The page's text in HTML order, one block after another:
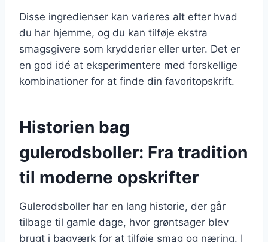
Disse ingredienser kan varieres alt efter hvad
du har hjemme, og du kan tilføje ekstra
smagsgivere som krydderier eller urter. Det er
en god idé at eksperimentere med forskellige
kombinationer for at finde din favoritopskrift.
Historien bag
gulerodsboller: Fra tradition
til moderne opskrifter
Gulerodsboller har en lang historie, der går
tilbage til gamle dage, hvor grøntsager blev
brugt i bagværk for at tilføje smag og næring. I